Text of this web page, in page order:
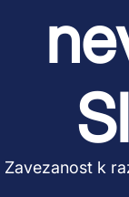
Zavezanost k